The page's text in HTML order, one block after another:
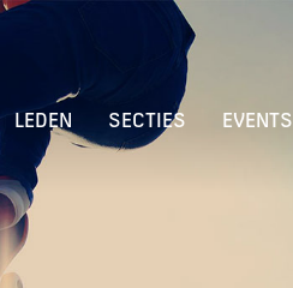
LEDEN SECTIES EVENTS